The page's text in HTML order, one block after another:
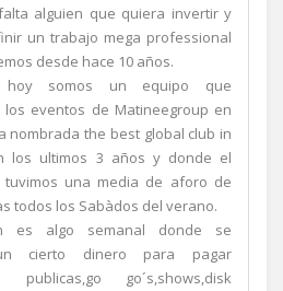
alguien que quiera invertir y
un trabajo mega professional
desde hace 10 años.
somos un equipo que
los eventos de Matineegroup en
nombrada the best global club in
los ultimos 3 años y donde el
tuvimos una media de aforo de
todos los Sabàdos del verano.
es algo semanal donde se
cierto dinero para pagar
publicas,go go´s,shows,disk